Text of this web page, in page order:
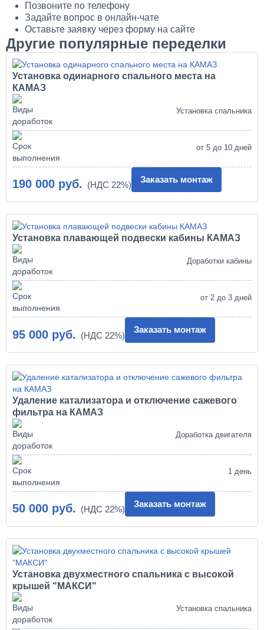
Позвоните по телефону
Задайте вопрос в онлайн-чате
Оставьте заявку через форму на сайте
Другие популярные переделки
Установка одинарного спального места на
КАМАЗ
Установка спальника
от 5 до 10 дней
190 000 руб. Заказать монтаж
Установка плавающей подвески кабины КАМАЗ
Доработки кабины
от 2 до 3 дней
95 000 руб. Заказать монтаж
Удаление катализатора и отключение сажевого
фильтра на КАМАЗ
Доработка двигателя
1 день
50 000 руб. Заказать монтаж
Установка двухместного спальника с высокой
крышей "МАКСИ"
Установка спальника